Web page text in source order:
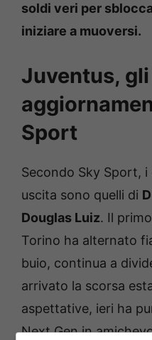
soldi veri per
iniziare a muoversi.
Juventus,
Sport
Secondo Sky Sport,
uscita sono quelli di
Douglas Luiz. Il
Torino ha alternato
buio, continua a
arrivato la scorsa
aspettative, ieri ha
Next Gen in